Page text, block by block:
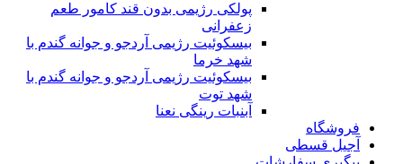
پولکی رژیمی بدون قند کامور طعم
زعفرانی
بيسکوئيت رژیمی آردجو و جوانه گندم با
شهد خرما
بيسکوئيت رژیمی آردجو و جوانه گندم با
شهد توت
آبنبات رینگی نعنا
فروشگاه
آجیل قسطی